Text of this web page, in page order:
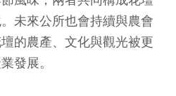
未來公所也會持續與農會
的農產、文化與觀光被更
發展。